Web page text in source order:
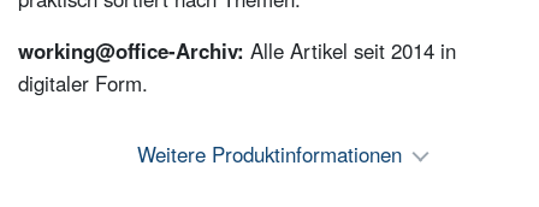
working@office-Archiv: Alle Artikel seit 2014 in
digitaler Form.
Weitere Produktinformationen